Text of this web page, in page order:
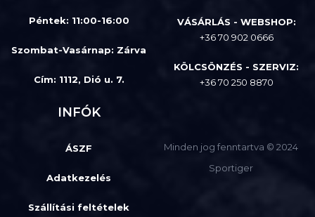
Péntek: 11:00-16:00
Szombat-Vasárnap: Zárva
Cím: 1112, Dió u. 7.
VÁSÁRLÁS - WEBSHOP:
+36 70 902 0666
KÖLCSÖNZÉS - SZERVIZ:
+36 70 250 8870
INFÓK
ÁSZF
Adatkezelés
Szállítási feltételek
Minden jog fenntartva © 2024
Sportiger